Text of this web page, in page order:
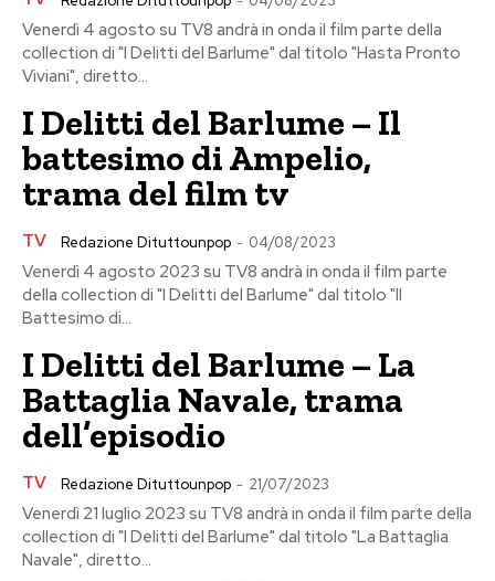
Venerdì 4 agosto su TV8 andrà in onda il film parte della
collection di "I Delitti del Barlume" dal titolo "Hasta Pronto
Viviani", diretto...
I Delitti del Barlume – Il
battesimo di Ampelio,
trama del film tv
TV Redazione Dituttounpop - 04/08/2023
Venerdì 4 agosto 2023 su TV8 andrà in onda il film parte
della collection di "I Delitti del Barlume" dal titolo "Il
Battesimo di...
I Delitti del Barlume – La
Battaglia Navale, trama
dell’episodio
TV Redazione Dituttounpop - 21/07/2023
Venerdì 21 luglio 2023 su TV8 andrà in onda il film parte della
collection di "I Delitti del Barlume" dal titolo "La Battaglia
Navale", diretto...